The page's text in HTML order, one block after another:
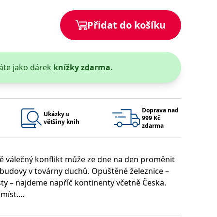
Přidat do košíku
jako dárek knížky zdarma.
Ukázky u
většiny knih
Doprava nad
999 Kč
zdarma
konflikt může ze dne na den proměnit
v továrny duchů. Opuštěné železnice –
– najdeme napříč kontinenty včetně Česka.
soubory cookie návštěvníků. Je nutné, aby banner cookie
k udržování proměnných relací uživatelů. Obvykle se
příkladem je udržování přihlášeného stavu uživatele
možné podávat platné zprávy o používání jejich
stránku a slouží k počítání a sledování zobrazení
sociálních médiích. Může také shromažďovat informace o
stránky.
správného vzhledu dialogových oken.
Vyprší
Popis
1 rok